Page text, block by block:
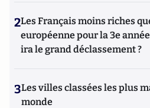
2Les Français moins riches
européenne pour la 3e
ira le grand déclassement ?
3Les villes classées les plus
monde